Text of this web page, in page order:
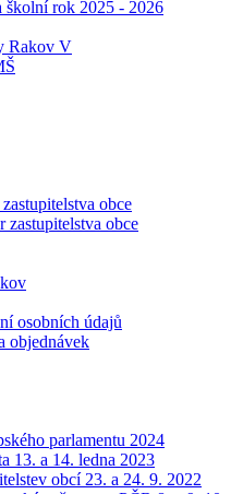
školní rok 2025 - 2026
Rakov V
obce
obce
osobních údajů
objednávek
parlamentu 2024
13. a 14. ledna 2023
obcí 23. a 24. 9. 2022